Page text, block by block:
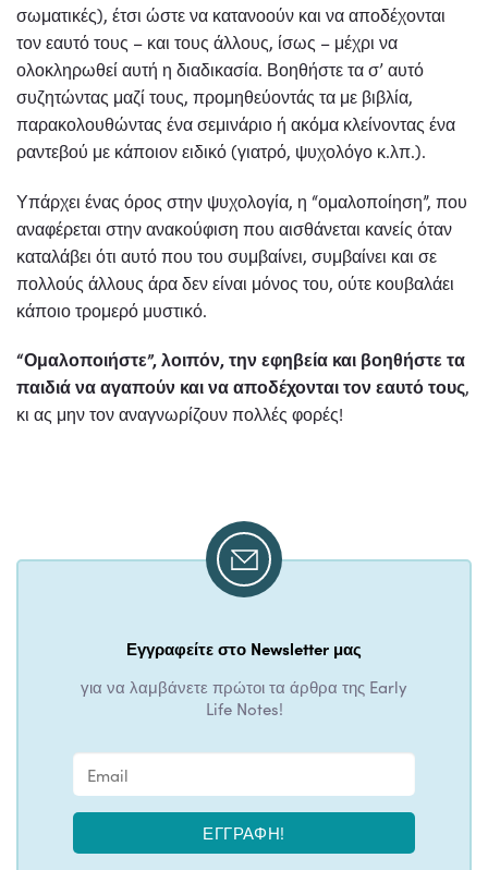
σωματικές), έτσι ώστε να κατανοούν και να αποδέχονται
τον εαυτό τους – και τους άλλους, ίσως – μέχρι να
ολοκληρωθεί αυτή η διαδικασία. Βοηθήστε τα σ’ αυτό
συζητώντας μαζί τους, προμηθεύοντάς τα με βιβλία,
παρακολουθώντας ένα σεμινάριο ή ακόμα κλείνοντας ένα
ραντεβού με κάποιον ειδικό (γιατρό, ψυχολόγο κ.λπ.).
Υπάρχει ένας όρος στην ψυχολογία, η “ομαλοποίηση”, που
αναφέρεται στην ανακούφιση που αισθάνεται κανείς όταν
καταλάβει ότι αυτό που του συμβαίνει, συμβαίνει και σε
πολλούς άλλους άρα δεν είναι μόνος του, ούτε κουβαλάει
κάποιο τρομερό μυστικό.
“Ομαλοποιήστε”, λοιπόν, την εφηβεία και βοηθήστε τα
παιδιά να αγαπούν και να αποδέχονται τον εαυτό τους,
κι ας μην τον αναγνωρίζουν πολλές φορές!
Εγγραφείτε στο Newsletter μας
για να λαμβάνετε πρώτοι τα άρθρα της Early
Life Notes!
ΕΓΓΡΑΦΉ!